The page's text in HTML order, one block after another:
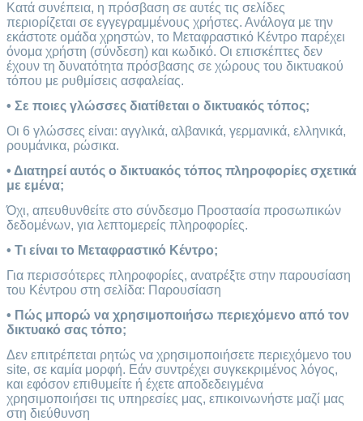
Κατά συνέπεια, η πρόσβαση σε αυτές τις σελίδες
περιορίζεται σε εγγεγραμμένους χρήστες. Ανάλογα με την
εκάστοτε ομάδα χρηστών, το Μεταφραστικό Κέντρο παρέχει
όνομα χρήστη (σύνδεση) και κωδικό. Οι επισκέπτες δεν
έχουν τη δυνατότητα πρόσβασης σε χώρους του δικτυακού
τόπου με ρυθμίσεις ασφαλείας.
• Σε ποιες γλώσσες διατίθεται ο δικτυακός τόπος;
Οι 6 γλώσσες είναι: αγγλικά, αλβανικά, γερμανικά, ελληνικά,
ρουμάνικα, ρώσικα.
• Διατηρεί αυτός ο δικτυακός τόπος πληροφορίες σχετικά
με εμένα;
Όχι, απευθυνθείτε στο σύνδεσμο Προστασία προσωπικών
δεδομένων, για λεπτομερείς πληροφορίες.
• Τι είναι το Μεταφραστικό Κέντρο;
Για περισσότερες πληροφορίες, ανατρέξτε στην παρουσίαση
του Κέντρου στη σελίδα: Παρουσίαση
• Πώς μπορώ να χρησιμοποιήσω περιεχόμενο από τον
δικτυακό σας τόπο;
Δεν επιτρέπεται ρητώς να χρησιμοποιήσετε περιεχόμενο του
site, σε καμία μορφή. Εάν συντρέχει συγκεκριμένος λόγος,
και εφόσον επιθυμείτε ή έχετε αποδεδειγμένα
χρησιμοποιήσει τις υπηρεσίες μας, επικοινωνήστε μαζί μας
στη διεύθυνση